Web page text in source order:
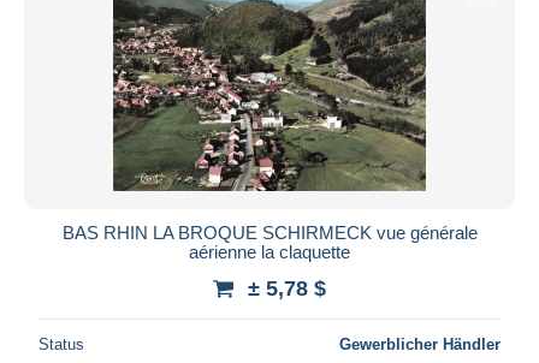
BAS RHIN LA BROQUE SCHIRMECK vue générale
aérienne la claquette
± 5,78 $
Status Gewerblicher Händler